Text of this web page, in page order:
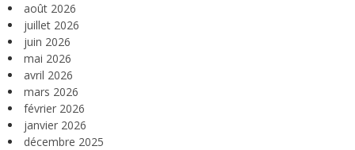
août 2026
juillet 2026
juin 2026
mai 2026
avril 2026
mars 2026
février 2026
janvier 2026
décembre 2025